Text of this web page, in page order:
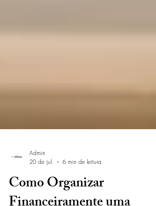
20 de jul.
6 min de leitura